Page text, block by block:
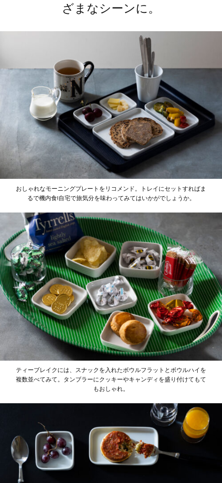
ざまなシーンに。
おしゃれなモーニングプレートをリコメンド。トレイにセットすればま
るで機内食!自宅で旅気分を味わってみてはいかがでしょうか。
ティーブレイクには、スナックを入れたボウルフラットとボウルハイを
複数並べてみて。タンブラーにクッキーやキャンディを盛り付けてもて
もおしゃれ。